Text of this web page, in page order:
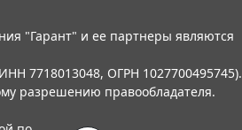
"Гарант" и ее партнеры являются
7718013048, ОГРН 1027700495745).
разрешению правообладателя.